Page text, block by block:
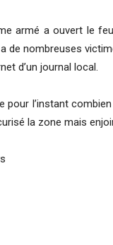
armé a ouvert le
de nombreuses
d’un journal local.
pour l’instant
la zone mais